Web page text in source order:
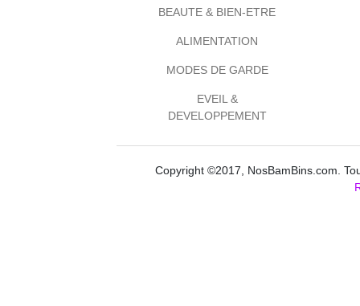
BEAUTE & BIEN-ETRE
ALIMENTATION
MODES DE GARDE
EVEIL &
DEVELOPPEMENT
Copyright ©2017, NosBamBins.com.